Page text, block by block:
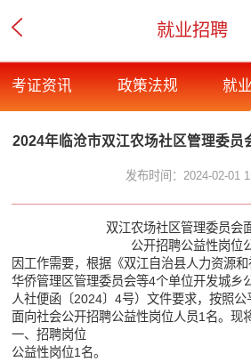
就业招聘
考证资讯 政策法规 就
2024年临沧市双江农场社区管理委员
发布时间：2024-02-01
双江农场社区管理委员会
公开招聘公益性岗位
因工作需要，根据《双江自治县人力资源
华侨管理区管理委员会等4个单位开发城乡
人社便函〔2024〕4号）文件要求，按照
面向社会公开招聘公益性岗位人员1名。现
一、招聘岗位
公益性岗位1名。